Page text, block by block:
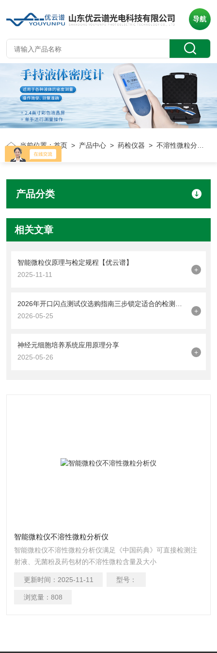
导航
当前位置：首页 > 产品中心 >药检仪器 > 不溶性微粒分析仪
产品分类
相关文章
智能微粒仪原理与检定规程【优云谱】
2025-11-11
+
2026年开口闪点测试仪选购指南三步锁定适合的检测设备
2026-05-25
+
神经元细胞培养系统应用原理分享
2025-05-26
+
智能微粒仪不溶性微粒分析仪
智能微粒仪不溶性微粒分析仪满足《中国药典》可直接检测注
射液、无菌粉及药包材的不溶性微粒含量及大小
更新时间： 2025-11-11 型号：
浏览量： 808